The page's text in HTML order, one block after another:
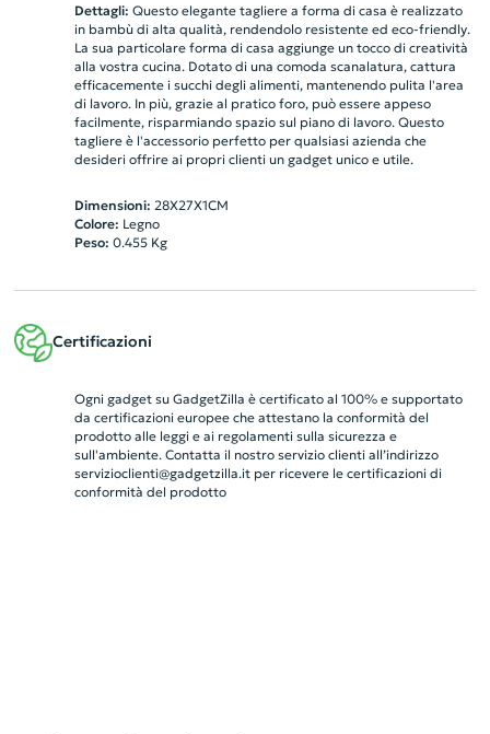
Dettagli: Questo elegante tagliere a forma di casa è realizzato
in bambù di alta qualità, rendendolo resistente ed eco-friendly.
La sua particolare forma di casa aggiunge un tocco di creatività
alla vostra cucina. Dotato di una comoda scanalatura, cattura
efficacemente i succhi degli alimenti, mantenendo pulita l'area
di lavoro. In più, grazie al pratico foro, può essere appeso
facilmente, risparmiando spazio sul piano di lavoro. Questo
tagliere è l'accessorio perfetto per qualsiasi azienda che
desideri offrire ai propri clienti un gadget unico e utile.
Dimensioni: 28X27X1CM
Colore: Legno
Peso: 0.455Kg
Certificazioni
Ogni gadget su GadgetZilla è certificato al 100% e supportato
da certificazioni europee che attestano la conformità del
prodotto alle leggi e ai regolamenti sulla sicurezza e
sull'ambiente. Contatta il nostro servizio clienti all’indirizzo
servizioclienti@gadgetzilla.itper ricevere le certificazioni di
conformità del prodotto